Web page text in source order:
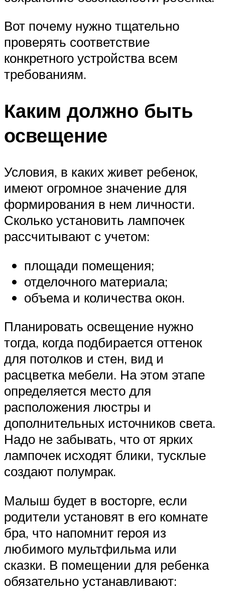
Вот почему нужно тщательно
проверять соответствие
конкретного устройства всем
требованиям.
Каким должно быть
освещение
Условия, в каких живет ребенок,
имеют огромное значение для
формирования в нем личности.
Сколько установить лампочек
рассчитывают с учетом:
площади помещения;
отделочного материала;
объема и количества окон.
Планировать освещение нужно
тогда, когда подбирается оттенок
для потолков и стен, вид и
расцветка мебели. На этом этапе
определяется место для
расположения люстры и
дополнительных источников света.
Надо не забывать, что от ярких
лампочек исходят блики, тусклые
создают полумрак.
Малыш будет в восторге, если
родители установят в его комнате
бра, что напомнит героя из
любимого мультфильма или
сказки. В помещении для ребенка
обязательно устанавливают: